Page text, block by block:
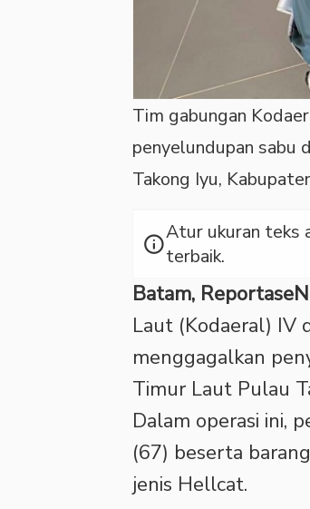
Tim gabungan
penyelundupan sabu
Takong Iyu,
infoAtur ukuran teks
terbaik.
Batam,
Laut (Kodaeral) IV
menggagalkan
Timur Laut Pulau
Dalam operasi ini,
(67) beserta
jenis Hellcat.